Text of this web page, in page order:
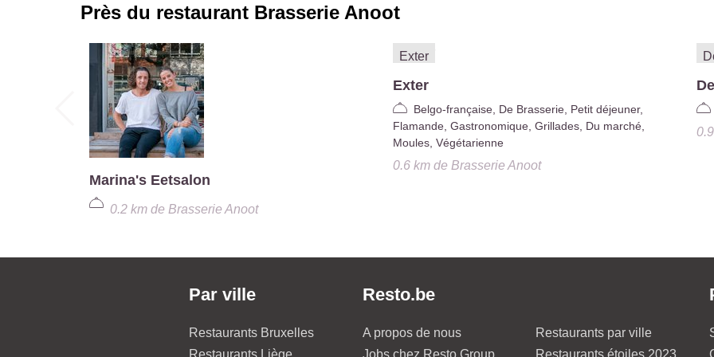
Près du restaurant Brasserie Anoot
Marina's Eetsalon
0.2 kmde Brasserie Anoot
Exter
Belgo-française, De Brasserie, Petit déjeuner,
Flamande, Gastronomique, Grillades, Du marché,
Moules, Végétarienne
0.6 kmde Brasserie Anoot
Par ville
Restaurants Bruxelles
Resto.be
A propos de nous
Restaurants par ville